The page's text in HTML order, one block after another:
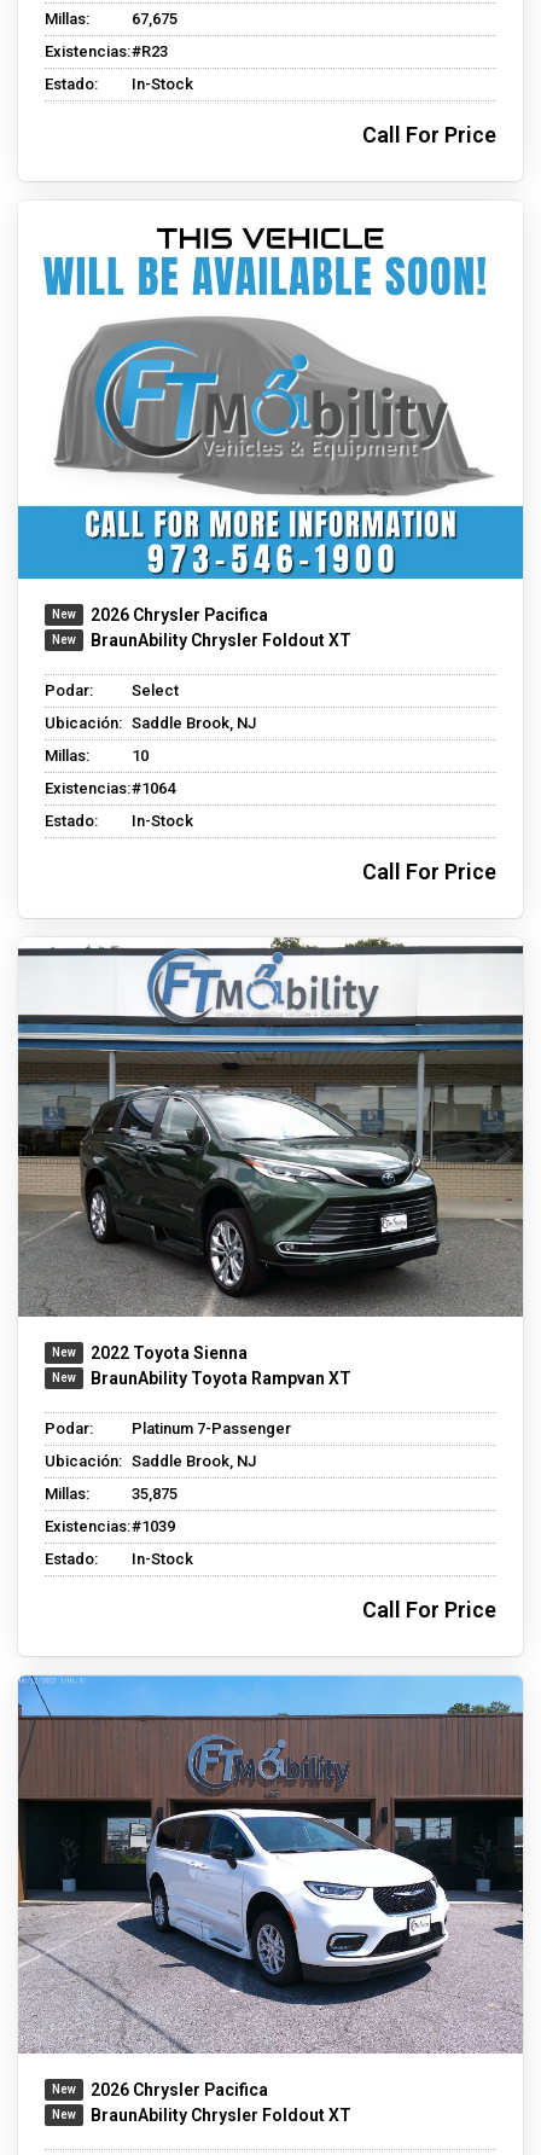
Millas:
67,675
Existencias:#R23
Estado:
In-Stock
Call For Price
2026 Chrysler Pacifica
BraunAbility Chrysler Foldout XT
Podar:
Select
Ubicación: Saddle Brook, NJ
Millas:
10
Existencias:#1064
Estado:
In-Stock
Call For Price
2022 Toyota Sienna
BraunAbility Toyota Rampvan XT
Podar:
Platinum 7-Passenger
Ubicación: Saddle Brook, NJ
Millas:
35,875
Existencias:#1039
Estado:
In-Stock
Call For Price
2026 Chrysler Pacifica
BraunAbility Chrysler Foldout XT